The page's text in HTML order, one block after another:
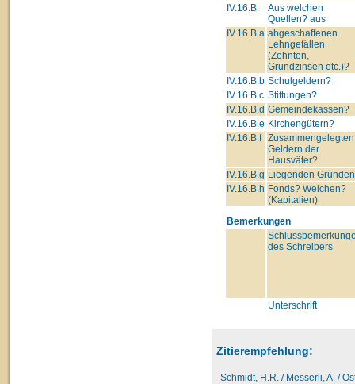
IV.16.B
Aus welchen
Quellen? aus
IV.16.B.a abgeschaffenen
Lehngefällen
(Zehnten,
Grundzinsen etc.)?
IV.16.B.b Schulgeldern?
IV.16.B.c Stiftungen?
IV.16.B.d Gemeindekassen?
IV.16.B.e Kirchengütern?
IV.16.B.f Zusammengelegten
Geldern der
Hausväter?
IV.16.B.g Liegenden
IV.16.B.h Fonds? Welchen?
(Kapitalien)
Bemerkungen
des Schreibers
Unterschrift
Zitierempfehlung:
Schmidt, H.R. / Messerli, A. /